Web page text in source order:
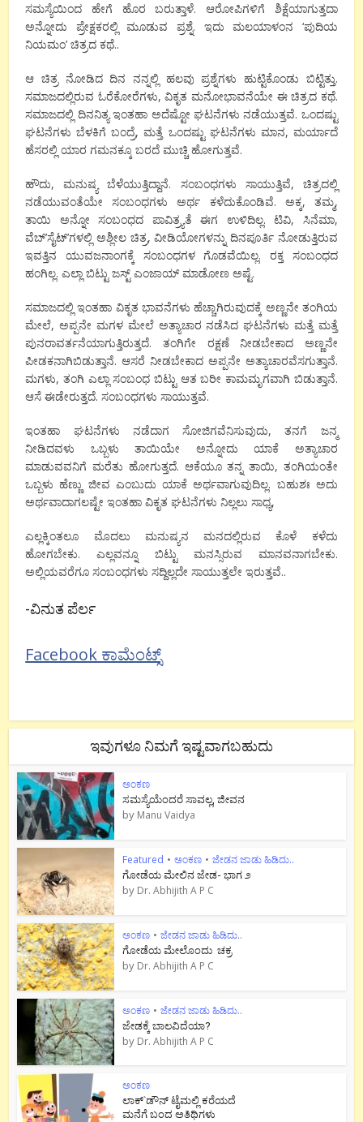
ಸಮಸ್ಯೆಯಿಂದ ಹೇಗೆ ಹೊರ ಬರುತ್ತಾಳೆ. ಆರೋಪಿಗಳಿಗೆ ಶಿಕ್ಷೆಯಾಗುತ್ತದಾ
ಅನ್ನೋದು ಪ್ರೇಕ್ಷಕರಲ್ಲಿ ಮೂಡುವ ಪ್ರಶ್ನೆ. ಇದು ಮಲಯಾಳಂನ ‘ಪುದಿಯ
ನಿಯಮಂ’ ಚಿತ್ರದ ಕಥೆ..
ಆ ಚಿತ್ರ ನೋಡಿದ ದಿನ ನನ್ನಲ್ಲಿ ಹಲವು ಪ್ರಶ್ನೆಗಳು ಹುಟ್ಟಿಕೊಂಡು ಬಿಟ್ಟಿತ್ತು.
ಸಮಾಜದಲ್ಲಿರುವ ಓರೆಕೋರೆಗಳು, ವಿಕೃತ ಮನೋಭಾವನೆಯೇ ಈ ಚಿತ್ರದ ಕಥೆ.
ಸಮಾಜದಲ್ಲಿ ದಿನನಿತ್ಯ ಇಂತಹಾ ಅದೆಷ್ಟೋ ಘಟನೆಗಳು ನಡೆಯುತ್ತವೆ. ಒಂದಷ್ಟು
ಘಟನೆಗಳು ಬೆಳಕಿಗೆ ಬಂದ್ರೆ, ಮತ್ತೆ ಒಂದಷ್ಟು ಘಟನೆಗಳು ಮಾನ, ಮರ್ಯಾದೆ
ಹೆಸರಲ್ಲಿ ಯಾರ ಗಮನಕ್ಕೂ ಬರದೆ ಮುಚ್ಚಿ ಹೋಗುತ್ತವೆ.
ಹೌದು, ಮನುಷ್ಯ ಬೆಳೆಯುತ್ತಿದ್ದಾನೆ. ಸಂಬಂಧಗಳು ಸಾಯುತ್ತಿವೆ, ಚಿತ್ರದಲ್ಲಿ
ನಡೆಯುವಂತೆಯೇ ಸಂಬಂಧಗಳು ಅರ್ಥ ಕಳೆದುಕೊಂಡಿವೆ. ಅಕ್ಕ, ತಮ್ಮ,
ತಾಯಿ ಅನ್ನೋ ಸಂಬಂಧದ ಪಾವಿತ್ರ್ಯತೆ ಈಗ ಉಳಿದಿಲ್ಲ. ಟಿವಿ, ಸಿನೆಮಾ,
ವೆಬ್‌’ಸೈಟ್‌’ಗಳಲ್ಲಿ ಅಶ್ಲೀಲ ಚಿತ್ರ, ವೀಡಿಯೋಗಳನ್ನು ದಿನಪೂರ್ತಿ ನೋಡುತ್ತಿರುವ
ಇವತ್ತಿನ ಯುವಜನಾಂಗಕ್ಕೆ ಸಂಬಂಧಗಳ ಗೊಡವೆಯಿಲ್ಲ. ರಕ್ತ ಸಂಬಂಧದ
ಹಂಗಿಲ್ಲ. ಎಲ್ಲಾ ಬಿಟ್ಟು ಜಸ್ಟ್ ಎಂಜಾಯ್‌ ಮಾಡೋಣ ಅಷ್ಟೆ.
ಸಮಾಜದಲ್ಲಿ ಇಂತಹಾ ವಿಕೃತ ಭಾವನೆಗಳು ಹೆಚ್ಚಾಗಿರುವುದಕ್ಕೆ ಅಣ್ಣನೇ ತಂಗಿಯ
ಮೇಲೆ, ಅಪ್ಪನೇ ಮಗಳ ಮೇಲೆ ಅತ್ಯಾಚಾರ ನಡೆಸಿದ ಘಟನೆಗಳು ಮತ್ತೆ ಮತ್ತೆ
ಪುನರಾವರ್ತನೆಯಾಗುತ್ತಿರುತ್ತದೆ. ತಂಗಿಗೇ ರಕ್ಷಣೆ ನೀಡಬೇಕಾದ ಅಣ್ಣನೇ
ಪೀಡಕನಾಗಿಬಿಡುತ್ತಾನೆ. ಆಸರೆ ನೀಡಬೇಕಾದ ಅಪ್ಪನೇ ಅತ್ಯಾಚಾರವೆಸಗುತ್ತಾನೆ.
ಮಗಳು, ತಂಗಿ ಎಲ್ಲಾ ಸಂಬಂಧ ಬಿಟ್ಟು ಆತ ಬರೀ ಕಾಮಮೃಗವಾಗಿ ಬಿಡುತ್ತಾನೆ.
ಆಸೆ ಈಡೇರುತ್ತದೆ. ಸಂಬಂಧಗಳು ಸಾಯುತ್ತವೆ.
ಇಂತಹಾ ಘಟನೆಗಳು ನಡೆದಾಗ ಸೋಜಿಗವೆನಿಸುವುದು, ತನಗೆ ಜನ್ಮ
ನೀಡಿದವಳು ಒಬ್ಬಳು ತಾಯಿಯೇ ಅನ್ನೋದು ಯಾಕೆ ಅತ್ಯಾಚಾರ
ಮಾಡುವವನಿಗೆ ಮರೆತು ಹೋಗುತ್ತದೆ. ಆಕೆಯೂ ತನ್ನ ತಾಯಿ, ತಂಗಿಯಂತೇ
ಒಬ್ಬಳು ಹೆಣ್ಣು ಜೀವ ಎಂಬುದು ಯಾಕೆ ಅರ್ಥವಾಗುವುದಿಲ್ಲ. ಬಹುಶಃ ಅದು
ಅರ್ಥವಾದಾಗಲಷ್ಟೇ ಇಂತಹಾ ವಿಕೃತ ಘಟನೆಗಳು ನಿಲ್ಲಲು ಸಾಧ್ಯ,
ಎಲ್ಲಕ್ಕಿಂತಲೂ ಮೊದಲು ಮನುಷ್ಯನ ಮನದಲ್ಲಿರುವ ಕೊಳೆ ಕಳೆದು
ಹೋಗಬೇಕು. ಎಲ್ಲವನ್ನೂ ಬಿಟ್ಟು ಮನಸ್ಸಿರುವ ಮಾನವನಾಗಬೇಕು.
ಅಲ್ಲಿಯವರೆಗೂ ಸಂಬಂಧಗಳು ಸದ್ದಿಲ್ಲದೇ ಸಾಯುತ್ತಲೇ ಇರುತ್ತವೆ..
-ವಿನುತ ಪೆರ್ಲ
Facebook ಕಾಮೆಂಟ್ಸ್
ಇವುಗಳೂ ನಿಮಗೆ ಇಷ್ಟವಾಗಬಹುದು
ಅಂಕಣ
ಸಮಸ್ಯೆಯೆಂದರೆ ಸಾವಲ್ಲ, ಜೀವನ
by Manu Vaidya
Featured • ಅಂಕಣ • ಜೇಡನ ಜಾಡು ಹಿಡಿದು..
ಗೋಡೆಯ ಮೇಲಿನ ಜೇಡ- ಭಾಗ ೨
by Dr. Abhijith A P C
ಅಂಕಣ • ಜೇಡನ ಜಾಡು ಹಿಡಿದು..
ಗೋಡೆಯ ಮೇಲೊಂದು ಚಕ್ರ
by Dr. Abhijith A P C
ಅಂಕಣ • ಜೇಡನ ಜಾಡು ಹಿಡಿದು..
ಜೇಡಕ್ಕೆ ಬಾಲವಿದೆಯಾ?
by Dr. Abhijith A P C
ಅಂಕಣ
ಲಾಕ್`ಡೌನ್ ಟೈಮಲ್ಲಿ ಕರೆಯದೆ
ಮನೆಗೆ ಬಂದ ಅತಿಥಿಗಳು